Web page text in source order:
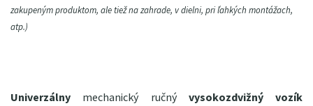
zakupeným produktom, ale tiež na zahrade, v dielni, pri ľahkých montážach,
atp.)
Univerzálny mechanický ručný vysokozdvižný vozík